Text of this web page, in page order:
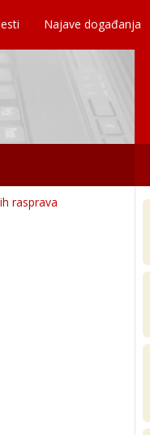
Najave događanja
rasprava